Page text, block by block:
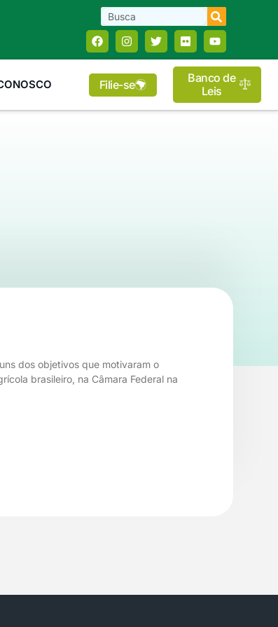
Filie-se
Banco de
Leis
dos objetivos que motivaram o
brasileiro, na Câmara Federal na